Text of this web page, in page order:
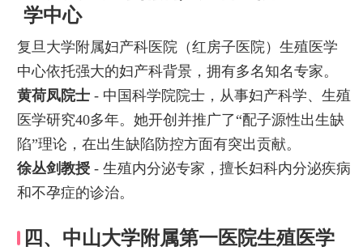
学中心
复旦大学附属妇产科医院（红房子医院）生殖医学
中心依托强大的妇产科背景，拥有多名知名专家。
黄荷凤院士- 中国科学院院士，从事妇产科学、生殖
医学研究40多年。她开创并推广了“配子源性出生缺
陷”理论，在出生缺陷防控方面有突出贡献。
徐丛剑教授- 生殖内分泌专家，擅长妇科内分泌疾病
和不孕症的诊治。
四、中山大学附属第一医院生殖医学